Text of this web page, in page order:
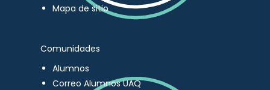
Mapa de sitio
Comunidades
Alumnos
Correo Alumnos UAQ